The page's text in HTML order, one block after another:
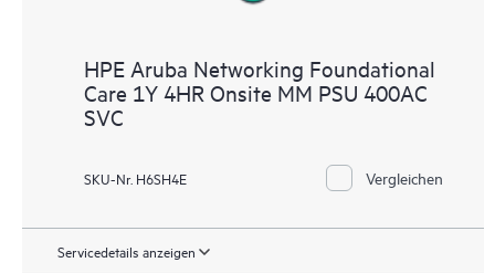
HPE Aruba Networking Foundational
Care 1Y 4HR Onsite MM PSU 400AC
SVC
SKU-Nr. H6SH4E Vergleichen
Servicedetails anzeigen